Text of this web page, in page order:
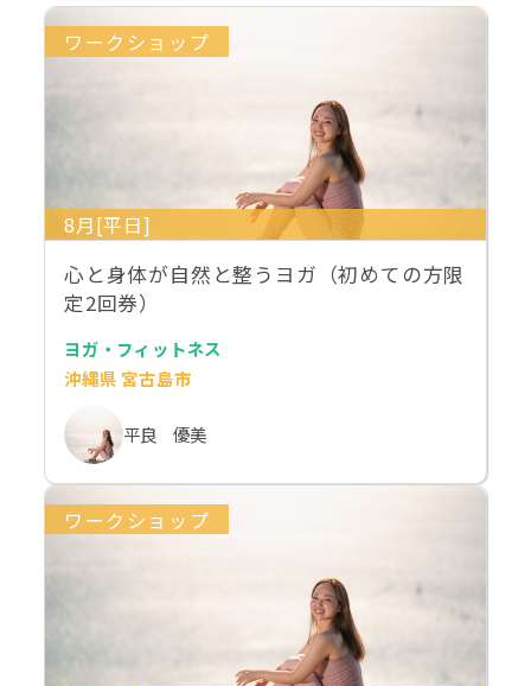
ワークショップ
8月[平日]
心と身体が自然と整うヨガ（初めての方限
定2回券）
ヨガ・フィットネス
沖縄県 宮古島市
平良 優美
ワークショップ